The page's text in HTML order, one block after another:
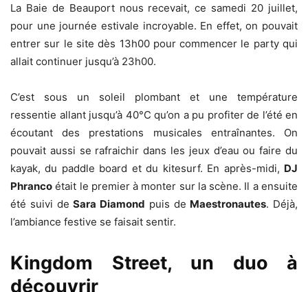
La Baie de Beauport nous recevait, ce samedi 20 juillet,
pour une journée estivale incroyable. En effet, on pouvait
entrer sur le site dès 13h00 pour commencer le party qui
allait continuer jusqu’à 23h00.
C’est sous un soleil plombant et une température
ressentie allant jusqu’à 40°C qu’on a pu profiter de l’été en
écoutant des prestations musicales entraînantes. On
pouvait aussi se rafraichir dans les jeux d’eau ou faire du
kayak, du paddle board et du kitesurf. En après-midi, DJ
Phranco était le premier à monter sur la scène. Il a ensuite
été suivi deSara Diamond puis de Maestronautes. Déjà,
l’ambiance festive se faisait sentir.
Kingdom Street, un duo à
découvrir